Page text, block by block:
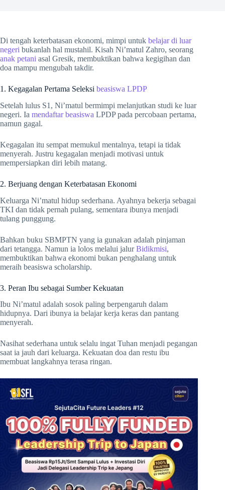
Di tengah keterbatasan ekonomi, mimpi untuk belajar di luar
negeri bukanlah hal mustahil. Kisah Ni’matul Zahro, seorang
anak petani asal Gresik, membuktikan bahwa kegigihan dan
doa mampu mengubah takdir.
1. Kegagalan Pertama Seleksi beasiswa LPDP
Setelah lulus S1, Ni’matul bermimpi melanjutkan studi ke luar
negeri. Ia mendaftar beasiswa LPDP pada percobaan pertama,
namun gagal.
Kegagalan itu sempat memukul mentalnya, tetapi ia tidak
menyerah. Justru kegagalan menjadi motivasi untuk
mempersiapkan diri lebih matang.
2. Berjuang dengan Keterbatasan Ekonomi
Keluarga Ni’matul hidup sederhana. Ayahnya bekerja sebagai
TKI dan tidak pernah pulang, sementara ibunya menjadi
tulang punggung.
Bahkan buku SBMPTN yang ia gunakan adalah pinjaman
dari tetangga. Namun ia lolos melalui jalurBidikmisi,
membuktikan bahwa ekonomi bukan penghalang untuk
meraih beasiswa scholarship.
3. Peran Ibu sebagai Sumber Kekuatan
Ibu Ni’matul adalah sosok paling berpengaruh dalam
hidupnya. Dari ibunya ia belajar kerja keras dan pantang
menyerah.
Nasihat sederhana untuk selalu ingat Tuhan menjadi pegangan
saat ia jauh dari keluarga. Kekuatan doa dan restu ibu
membuat langkahnya terasa ringan.